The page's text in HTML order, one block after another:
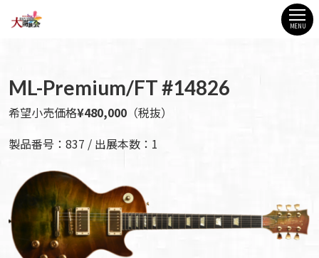
MENU
ML-Premium/FT #14826
希望小売価格¥480,000 （税抜）
製品番号：837 / 出展本数：1